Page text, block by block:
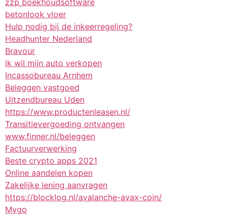
zzp boekhoudsoftware
betonlook vloer
Hulp nodig bij de inkeerregeling?
Headhunter Nederland
Bravour
ik wil mijn auto verkopen
Incassobureau Arnhem
Beleggen vastgoed
Uitzendbureau Uden
https://www.productenleasen.nl/
Transitievergoeding ontvangen
www.finner.nl/beleggen
Factuurverwerking
Beste crypto apps 2021
Online aandelen kopen
Zakelijke lening aanvragen
https://blocklog.nl/avalanche-avax-coin/
Mygo